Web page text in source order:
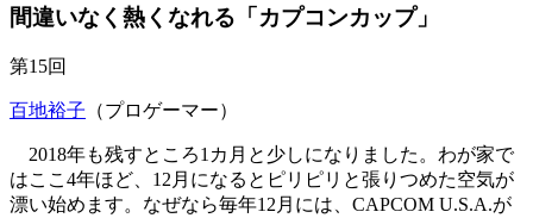
間違いなく熱くなれる「カプコンカップ」
第15回
百地裕子 （プロゲーマー）
2018年も残すところ1カ月と少しになりました。わが家で
はここ4年ほど、12月になるとピリピリと張りつめた空気が
漂い始めます。なぜなら毎年12月には、CAPCOM U.S.A.が